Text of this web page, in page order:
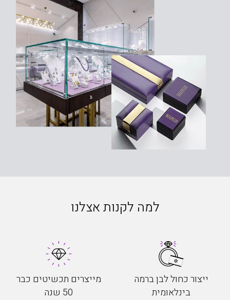
למה לקנות אצלנו
ייצור כחול לבן ברמה
בינלאומית
מייצרים תכשיטים כבר
50 שנה